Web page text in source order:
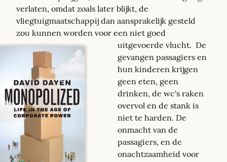
verlaten, omdat zoals later blijkt, de
vliegtuigmaatschappij dan aansprakelijk gesteld
zou kunnen worden voor een niet goed
uitgevoerde vlucht. De
gevangen passagiers en
hun kinderen krijgen
geen eten, geen
drinken, de wc's raken
overvol en de stank is
niet te harden. De
onmacht van de
passagiers, en de
onachtzaamheid voor